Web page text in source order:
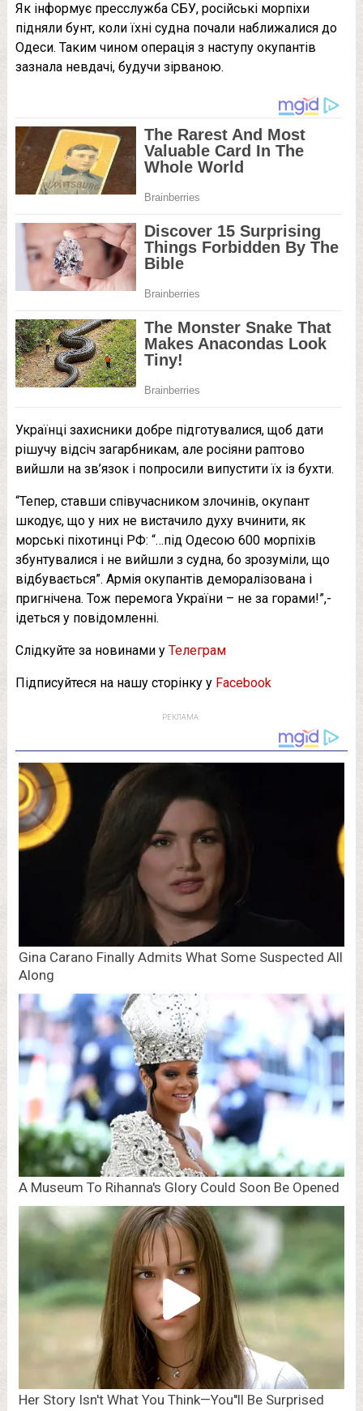
Як інформує пресслужба СБУ, російські морпіхи
підняли бунт, коли їхні судна почали наближалися до
Одеси. Таким чином операція з наступу окупантів
зазнала невдачі, будучи зірваною.
Українці захисники добре підготувалися, щоб дати
рішучу відсіч загарбникам, але росіяни раптово
вийшли на зв’язок і попросили випустити їх із бухти.
“Тепер, ставши співучасником злочинів, окупант
шкодує, що у них не вистачило духу вчинити, як
морські піхотинці РФ: “…під Одесою 600 морпіхів
збунтувалися і не вийшли з судна, бо зрозуміли, що
відбувається”. Армія окупантів деморалізована і
пригнічена. Тож перемога України – не за горами!”,-
ідеться у повідомленні.
Слідкуйте за новинами у Телеграм
Підписуйтеся на нашу сторінку у Facebook
РЕКЛАМА: